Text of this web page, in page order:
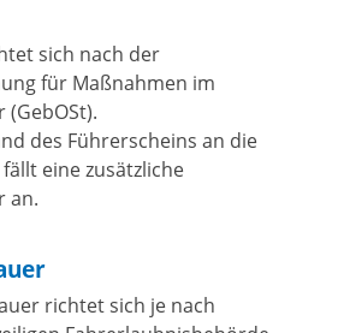
sich nach der
für Maßnahmen im
des Führerscheins an die
eine zusätzliche
an.
richtet sich je nach